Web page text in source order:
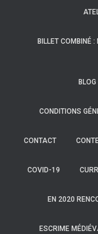
BILLET COMBINÉ
BLOG
CONDITIONS
CONTACT
COVID-19
EN 2020
ESCRIME